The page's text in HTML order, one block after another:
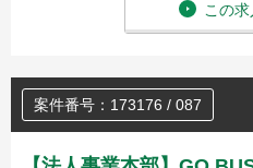
この
案件番号：173176 / 087